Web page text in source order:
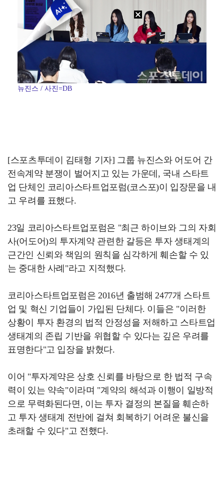
'1라운드 115위' 김민별, 2라운드 7타 줄이며 7…
이강인, 아틀레티코 마드리드 첫 훈련 진행…9일 맨시티…
뉴진스 / 사진=DB
[스포츠투데이 김태형 기자] 그룹 뉴진스와 어도어 간
전속계약 분쟁이 벌어지고 있는 가운데, 국내 스타트
업 단체인 코리아스타트업포럼(코스포)이 입장문을 내
고 우려를 표했다.
23일 코리아스타트업포럼은 "최근 하이브와 그의 자회
사(어도어)의 투자계약 관련한 갈등은 투자 생태계의
근간인 신뢰와 책임의 원칙을 심각하게 훼손할 수 있
는 중대한 사례"라고 지적했다.
코리아스타트업포럼은 2016년 출범해 2477개 스타트
업 및 혁신 기업들이 가입된 단체다. 이들은 "이러한
상황이 투자 환경의 법적 안정성을 저해하고 스타트업
생태계의 존립 기반을 위협할 수 있다는 깊은 우려를
표명한다"고 입장을 밝혔다.
이어 "투자계약은 상호 신뢰를 바탕으로 한 법적 구속
력이 있는 약속"이라며 "계약의 해석과 이행이 일방적
으로 무력화된다면, 이는 투자 결정의 본질을 훼손하
고 투자 생태계 전반에 걸쳐 회복하기 어려운 불신을
초래할 수 있다"고 전했다.